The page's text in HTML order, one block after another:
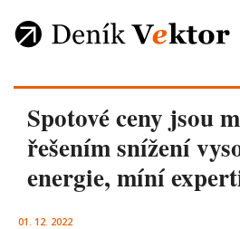
Spotové ceny jsou
řešením snížení
energie, míní
01. 12. 2022